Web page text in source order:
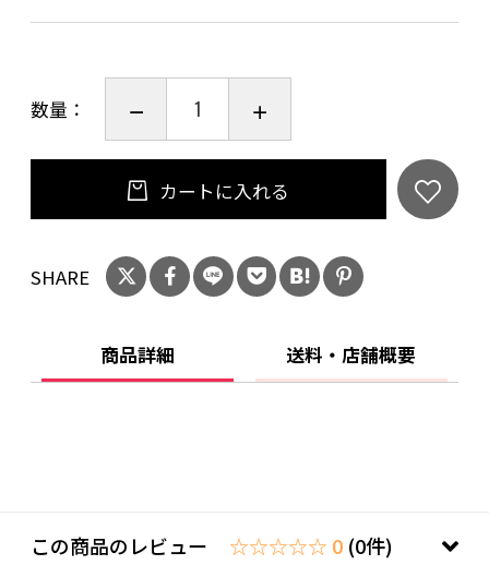
ィブな休日を準備万端で楽しもう。
品名：ハンディータイムクーラー&ドライ2ウェ
イバッグ（オレンジ）
品番：AT-0009-03
サイズ：幅約35cm×奥行約20cm×高さ約41cm
材質：生地/420DナイロンTPU、裏生地/アルミ
重量：約530g
数量：
カートに入れる
SHARE
商品詳細 送料・店舗概要
この商品のレビュー ☆☆☆☆☆ 0 (0件)